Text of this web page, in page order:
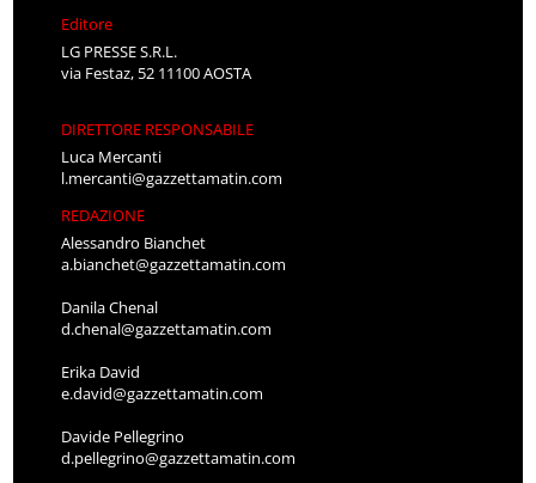
Editore
LG PRESSE S.R.L.
via Festaz, 52 11100 AOSTA
DIRETTORE RESPONSABILE
Luca Mercanti
l.mercanti@gazzettamatin.com
REDAZIONE
Alessandro Bianchet
a.bianchet@gazzettamatin.com
Danila Chenal
d.chenal@gazzettamatin.com
Erika David
e.david@gazzettamatin.com
Davide Pellegrino
d.pellegrino@gazzettamatin.com